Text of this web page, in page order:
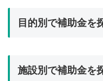
三重県 (17)
京都府 (26)
目的別で補助金を
イベント・セミナー等 (233)
コスト削減（水道光熱費
施設別で補助金を